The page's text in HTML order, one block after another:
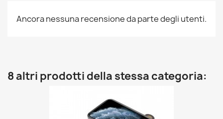
Ancora nessuna recensione da parte degli utenti.
8 altri prodotti della stessa categoria: